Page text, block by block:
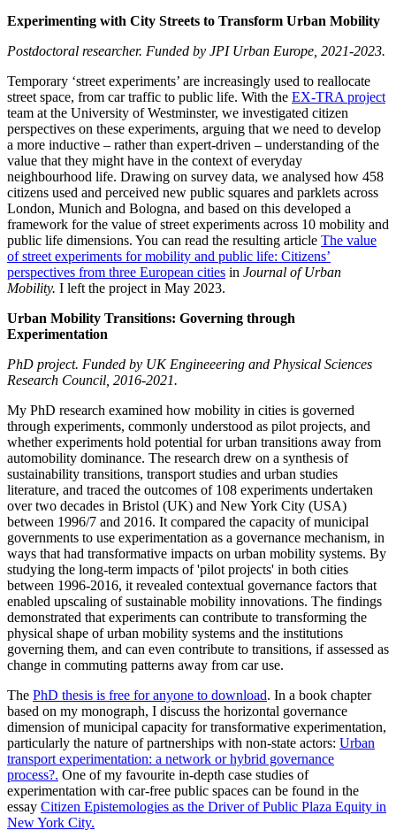
Experimenting with City Streets to Transform Urban Mobility
Postdoctoral researcher. Funded by JPI Urban Europe, 2021-2023.
Temporary ‘street experiments’ are increasingly used to reallocate
street space, from car traffic to public life. With the EX-TRA project
team at the University of Westminster, we investigated citizen
perspectives on these experiments, arguing that we need to develop
a more inductive – rather than expert-driven – understanding of the
value that they might have in the context of everyday
neighbourhood life. Drawing on survey data, we analysed how 458
citizens used and perceived new public squares and parklets across
London, Munich and Bologna, and based on this developed a
framework for the value of street experiments across 10 mobility and
public life dimensions. You can read the resulting article The value
of street experiments for mobility and public life: Citizens’
perspectives from three European cities in Journal of Urban
Mobility. I left the project in May 2023.
Urban Mobility Transitions: Governing through
Experimentation
PhD project. Funded by UK Engineeering and Physical Sciences
Research Council, 2016-2021.
My PhD research examined how mobility in cities is governed
through experiments, commonly understood as pilot projects, and
whether experiments hold potential for urban transitions away from
automobility dominance. The research drew on a synthesis of
sustainability transitions, transport studies and urban studies
literature, and traced the outcomes of 108 experiments undertaken
over two decades in Bristol (UK) and New York City (USA)
between 1996/7 and 2016. It compared the capacity of municipal
governments to use experimentation as a governance mechanism, in
ways that had transformative impacts on urban mobility systems. By
studying the long-term impacts of 'pilot projects' in both cities
between 1996-2016, it revealed contextual governance factors that
enabled upscaling of sustainable mobility innovations. The findings
demonstrated that experiments can contribute to transforming the
physical shape of urban mobility systems and the institutions
governing them, and can even contribute to transitions, if assessed as
change in commuting patterns away from car use.
The PhD thesis is free for anyone to download. In a book chapter
based on my monograph, I discuss the horizontal governance
dimension of municipal capacity for transformative experimentation,
particularly the nature of partnerships with non-state actors: Urban
transport experimentation: a network or hybrid governance
process?. One of my favourite in-depth case studies of
experimentation with car-free public spaces can be found in the
essay Citizen Epistemologies as the Driver of Public Plaza Equity in
New York City.